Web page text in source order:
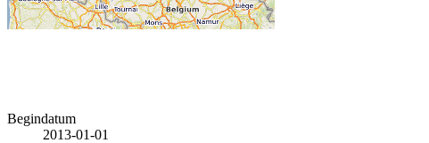
Begindatum
2013-01-01